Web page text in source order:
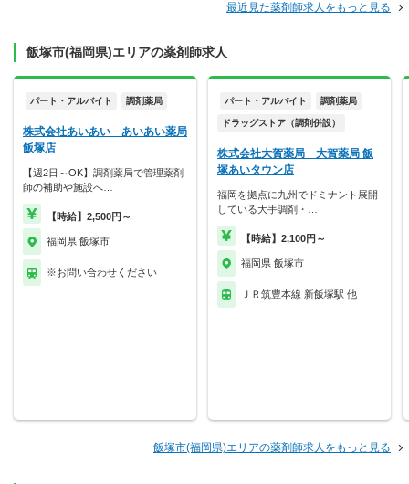
最近見た薬剤師求人をもっと見る
飯塚市(福岡県)エリアの薬剤師求人
パート・アルバイト 調剤薬局
株式会社あいあい あいあい薬局
飯塚店
【週2日～OK】調剤薬局で管理薬剤
師の補助や施設へ…
【時給】2,500円～
福岡県 飯塚市
※お問い合わせください
パート・アルバイト 調剤薬局
ドラッグストア（調剤併設）
株式会社大賀薬局 大賀薬局 飯
塚あいタウン店
福岡を拠点に九州でドミナント展開
している大手調剤・…
【時給】2,100円～
福岡県 飯塚市
ＪＲ筑豊本線 新飯塚駅 他
飯塚市(福岡県)エリアの薬剤師求人をもっと見る